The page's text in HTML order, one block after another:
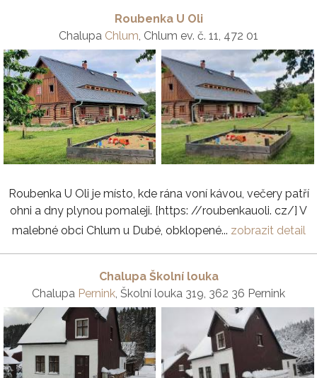
Roubenka U Oli
Chalupa Chlum, Chlum ev. č. 11, 472 01
Roubenka U Oli je místo, kde rána voní kávou, večery patří
ohni a dny plynou pomaleji. [https: //roubenkauoli. cz/] V
malebné obci Chlum u Dubé, obklopené... zobrazit detail
Chalupa Školní louka
Chalupa Pernink, Školní louka 319, 362 36 Pernink